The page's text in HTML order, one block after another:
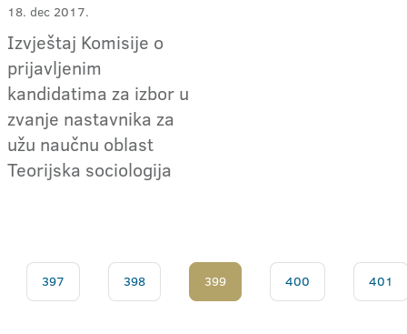
18. dec 2017.
Izvještaj Komisije o
prijavljenim
kandidatima za izbor u
zvanje nastavnika za
užu naučnu oblast
Teorijska sociologija
397 398 399 400 401